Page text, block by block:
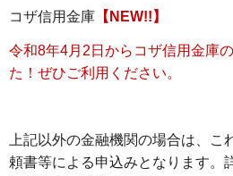
コザ信用金庫 【NEW!!】
令和8年4月2日からコザ信用金庫
た！ぜひご利用ください。
上記以外の金融機関の場合は、こ
頼書等による申込みとなります。